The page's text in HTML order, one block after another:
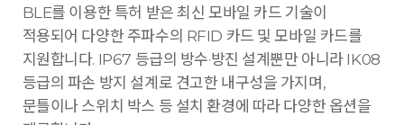
BLE를 이용한 특허 받은 최신 모바일 카드 기술이
적용되어 다양한 주파수의 RFID 카드 및 모바일 카드를
지원합니다. IP67 등급의 방수·방진 설계뿐만 아니라 IK08
등급의 파손 방지 설계로 견고한 내구성을 가지며,
문틀이나 스위치 박스 등 설치 환경에 따라 다양한 옵션을